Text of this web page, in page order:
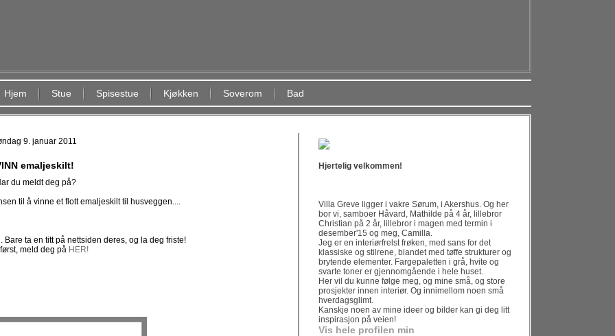
Hjem Stue Spisestue Kjøkken Soverom Bad
9. januar 2011
emaljeskilt!
du meldt deg på?
til å vinne et flott emaljeskilt til husveggen....
. Bare ta en titt på nettsiden deres, og la deg friste!
meld deg påHER!
Hjertelig velkommen!
Villa Greve ligger i vakre Sørum, i Akershus. Og her
bor vi, samboer Håvard, Mathilde på 4 år, lillebror
Christian på 2 år, lillebror i magen med termin i
desember'15 og meg, Camilla.
Jeg er en interiørfrelst frøken, med sans for det
klassiske og stilrene, blandet med tøffe strukturer og
brytende elementer. Fargepaletten i grå, hvite og
svarte toner er gjennomgående i hele huset.
Her vil du kunne følge meg, og mine små, og store
prosjekter innen interiør. Og innimellom noen små
hverdagsglimt.
Kanskje noen av mine ideer og bilder kan gi deg litt
inspirasjon på veien!
Vis hele profilen min